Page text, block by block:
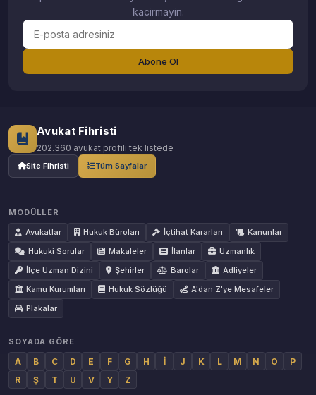
kacirmayin.
Abone Ol
Avukat Fihristi
202.360 avukat profili tek listede
Site Fihristi Tüm Sayfalar
MODÜLLER
Avukatlar
Hukuk Büroları İçtihat Kararları
Kanunlar
Hukuki Sorular
Makaleler İlanlar
Uzmanlık
İlçe Uzman Dizini
Şehirler Barolar
Adliyeler
Kamu Kurumları
Hukuk Sözlüğü
A'dan Z'ye Mesafeler
Plakalar
SOYADA GÖRE
A B C D E F G H İ J K L M N O
P
R
Ş T U V Y Z